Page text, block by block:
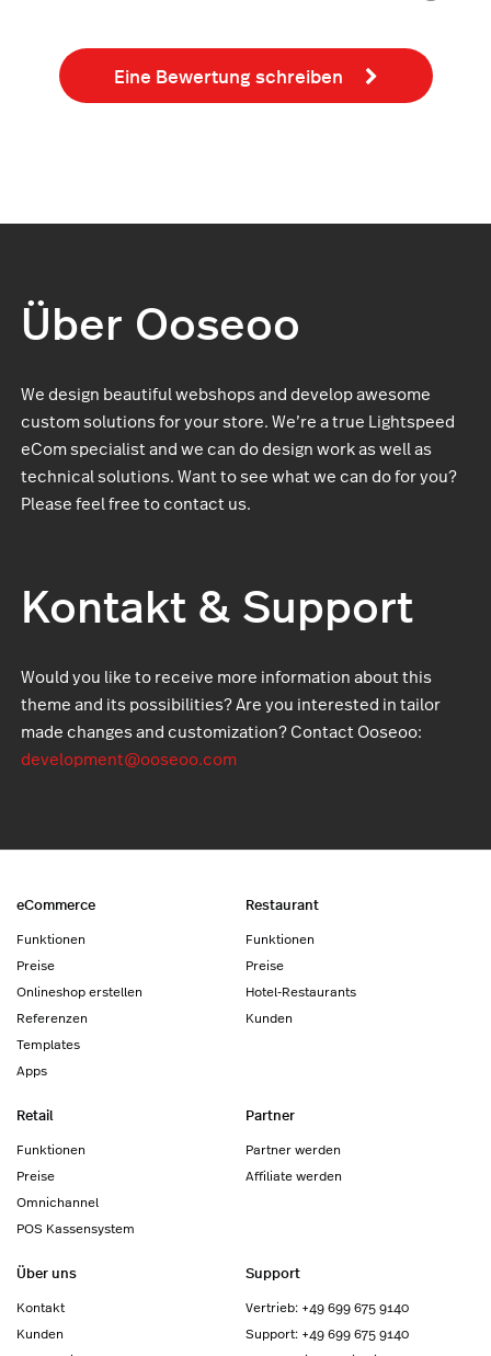
Eine Bewertung schreiben
Über Ooseoo
We design beautiful webshops and develop awesome
custom solutions for your store. We’re a true Lightspeed
eCom specialist and we can do design work as well as
technical solutions. Want to see what we can do for you?
Please feel free to contact us.
Kontakt & Support
Would you like to receive more information about this
theme and its possibilities? Are you interested in tailor
made changes and customization? Contact Ooseoo:
development@ooseoo.com
eCommerce
Funktionen
Preise
Onlineshop erstellen
Referenzen
Templates
Apps
Restaurant
Funktionen
Preise
Hotel-Restaurants
Kunden
Retail
Funktionen
Preise
Omnichannel
POS Kassensystem
Partner
Partner werden
Affiliate werden
Über uns
Kontakt
Kunden
Support
Vertrieb: +49 699 675 9140
Support: +49 699 675 9140